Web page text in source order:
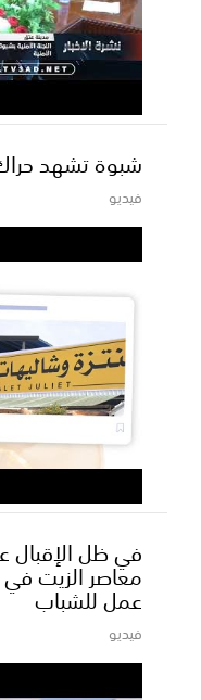
شبوة تشهد
فيديو
في ظل الإقبال
معاصر الزيت
عمل للشباب
فيديو